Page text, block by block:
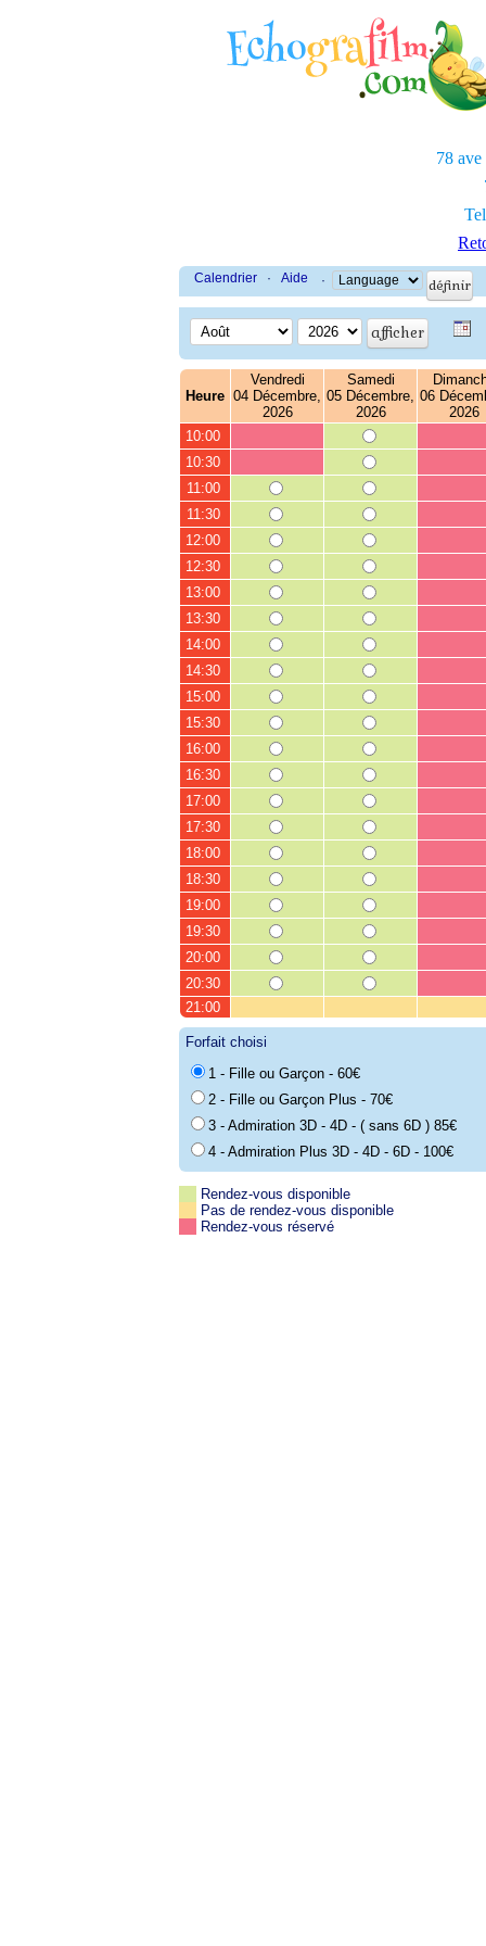
78 ave
Calendrier · Aide ·
Heure
Vendredi
04 Décembre,
2026
Samedi
05 Décembre,
2026
06
2026
10:00
10:30
11:00
11:30
12:00
12:30
13:00
13:30
14:00
14:30
15:00
15:30
16:00
16:30
17:00
17:30
18:00
18:30
19:00
19:30
20:00
20:30
21:00
Forfait choisi
1 - Fille ou Garçon - 60€
2 - Fille ou Garçon Plus - 70€
3 - Admiration 3D - 4D - ( sans 6D ) 85€
4 - Admiration Plus 3D - 4D - 6D - 100€
Rendez-vous disponible
Pas de rendez-vous disponible
Rendez-vous réservé